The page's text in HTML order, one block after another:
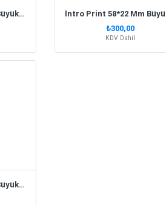
İntro Print 58*22 Mm Büyük Boy Mavi Kaşe
₺300,00
KDV Dahil
İntro Print 58*22 Mm Büyük Boy Kırmızı Kaşe